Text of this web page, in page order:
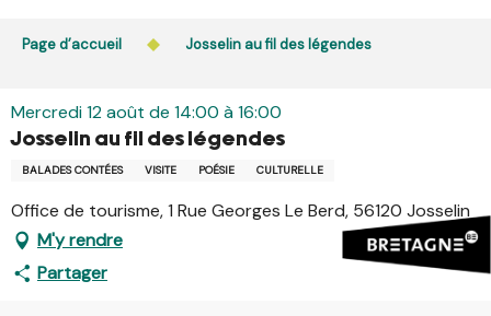
est interdit chaque jour de 21h à 5h en Ille-et-Vilaine et
En savoir plus
Page d’accueil Josselin au fil des légendes
Mercredi 12 août de 14:00 à 16:00
Josselin au fil des légendes
BALADES CONTÉES VISITE POÉSIE CULTURELLE
Office de tourisme, 1 Rue Georges Le Berd, 56120 Josselin
M'y rendre
Partager